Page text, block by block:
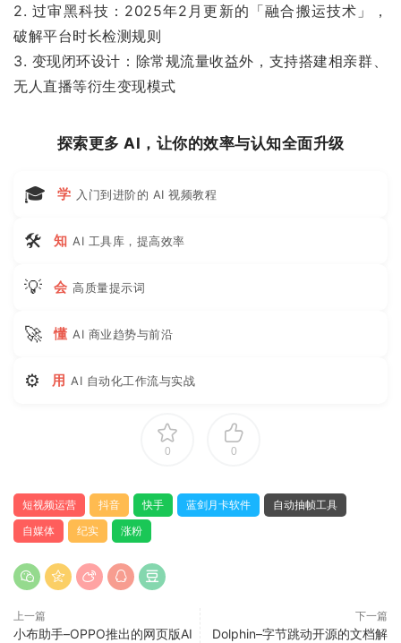
2. 过审黑科技：2025年2月更新的「融合搬运技术」，
破解平台时长检测规则
3. 变现闭环设计：除常规流量收益外，支持搭建相亲群、
无人直播等衍生变现模式
探索更多 AI，让你的效率与认知全面升级
🎓 学 入门到进阶的 AI 视频教程
🛠 知 AI 工具库，提高效率
💡 会 高质量提示词
🚀 懂 AI 商业趋势与前沿
⚙ 用 AI 自动化工作流与实战
0 0
短视频运营 抖音 快手 蓝剑月卡软件
自动抽帧工具
自媒体
纪实 涨粉
上一篇
小布助手–OPPO推出的网页版AI
下一篇
Dolphin–字节跳动开源的文档解